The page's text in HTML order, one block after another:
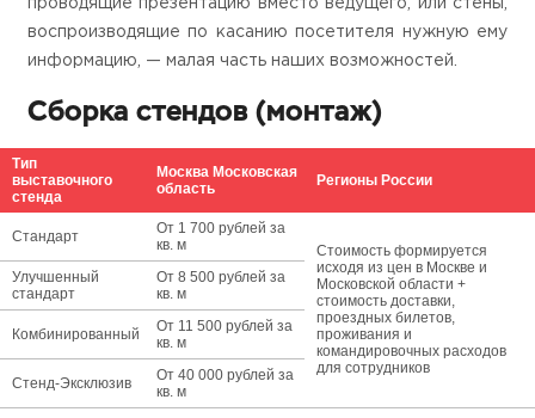
проводящие презентацию вместо ведущего, или стены,
воспроизводящие по касанию посетителя нужную ему
информацию, — малая часть наших возможностей.
Сборка стендов (монтаж)
Тип
выставочного
стенда
Москва Московская
область
Регионы России
Стандарт
От 1 700 рублей за
кв. м
Стоимость формируется
исходя из цен в Москве и
Московской области +
стоимость доставки,
проездных билетов,
проживания и
командировочных расходов
для сотрудников
Улучшенный
стандарт
От 8 500 рублей за
кв. м
Комбинированный
От 11 500 рублей за
кв. м
Стенд-Эксклюзив
От 40 000 рублей за
кв. м